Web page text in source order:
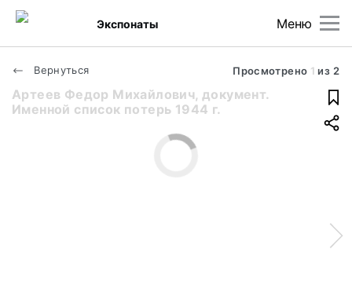
Меню
Экспонаты
Вернуться Просмотрено 1 из 2
Артеев Федор Михайлович, документ.
Именной список потерь 1944 г.